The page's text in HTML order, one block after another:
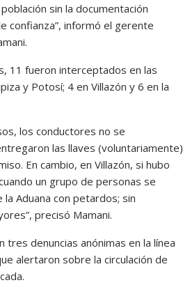
sin la documentación
confianza”, informó el gerente
11 fueron interceptados en las
y Potosí; 4 en Villazón y 6 en la
los conductores no se
las llaves (voluntariamente)
En cambio, en Villazón, si hubo
un grupo de personas se
Aduana con petardos; sin
precisó Mamani.
denuncias anónimas en la línea
alertaron sobre la circulación de